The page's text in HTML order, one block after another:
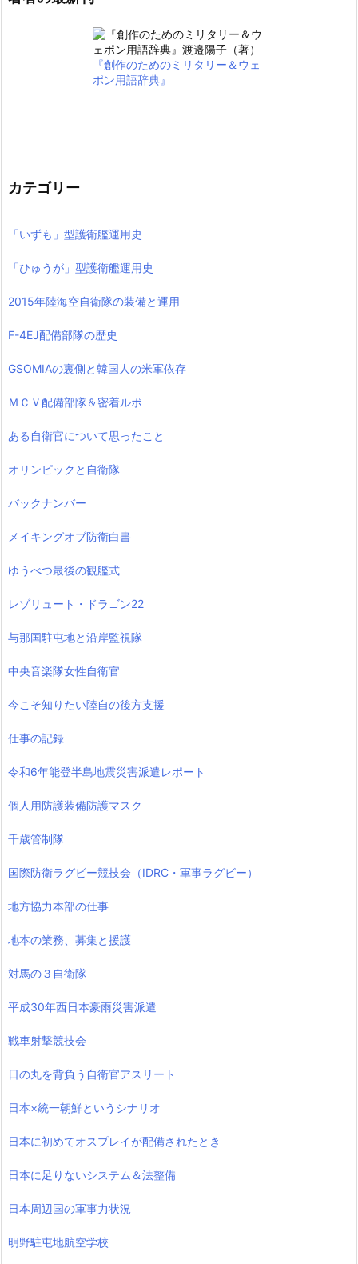
『創作のためのミリタリー＆ウェ
ポン用語辞典』
カテゴリー
「いずも」型護衛艦運用史
「ひゅうが」型護衛艦運用史
2015年陸海空自衛隊の装備と運用
F-4EJ配備部隊の歴史
GSOMIAの裏側と韓国人の米軍依存
ＭＣＶ配備部隊＆密着ルポ
ある自衛官について思ったこと
オリンピックと自衛隊
バックナンバー
メイキングオブ防衛白書
ゆうべつ最後の観艦式
レゾリュート・ドラゴン22
与那国駐屯地と沿岸監視隊
中央音楽隊女性自衛官
今こそ知りたい陸自の後方支援
仕事の記録
令和6年能登半島地震災害派遣レポート
個人用防護装備防護マスク
千歳管制隊
国際防衛ラグビー競技会（IDRC・軍事ラグビー）
地方協力本部の仕事
地本の業務、募集と援護
対馬の３自衛隊
平成30年西日本豪雨災害派遣
戦車射撃競技会
日の丸を背負う自衛官アスリート
日本×統一朝鮮というシナリオ
日本に初めてオスプレイが配備されたとき
日本に足りないシステム＆法整備
日本周辺国の軍事力状況
明野駐屯地航空学校